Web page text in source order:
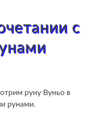
с
руну Вуньо в
рунами.